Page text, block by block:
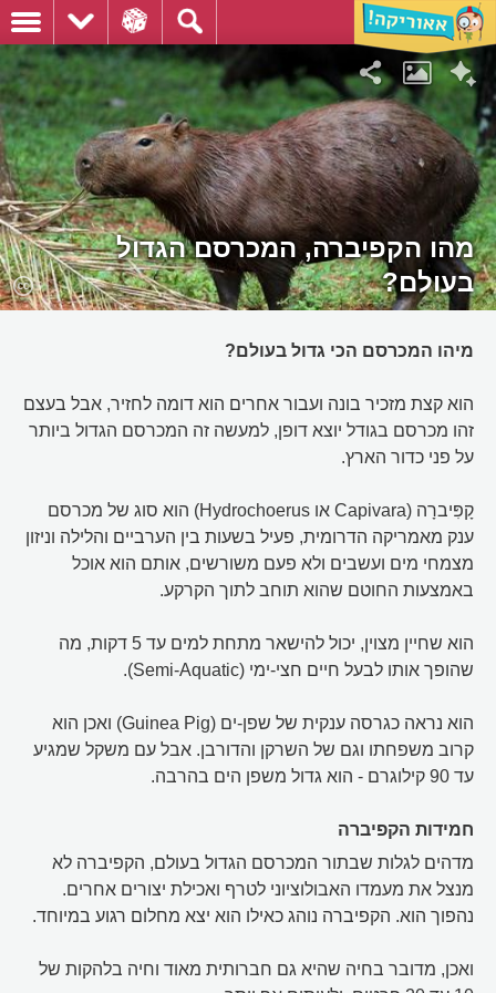
מהו הקפיברה, המכרסם הגדול
בעולם?
מיהו המכרסם הכי גדול בעולם?
הוא קצת מזכיר בונה ועבור אחרים הוא דומה לחזיר, אבל בעצם
זהו מכרסם בגודל יוצא דופן, למעשה זה המכרסם הגדול ביותר
על פני כדור הארץ.
קָפִּיברָה (Capivara או Hydrochoerus) הוא סוג של מכרסם
ענק מאמריקה הדרומית, פעיל בשעות בין הערביים והלילה וניזון
מצמחי מים ועשבים ולא פעם משורשים, אותם הוא אוכל
באמצעות החוטם שהוא תוחב לתוך הקרקע.
הוא שחיין מצוין, יכול להישאר מתחת למים עד 5 דקות, מה
שהופך אותו לבעל חיים חצי-ימי (Semi-Aquatic).
הוא נראה כגרסה ענקית של שפן-ים (Guinea Pig) ואכן הוא
קרוב משפחתו וגם של השרקן והדורבן. אבל עם משקל שמגיע
עד 90 קילוגרם - הוא גדול משפן הים בהרבה.
חמידות הקפיברה
מדהים לגלות שבתור המכרסם הגדול בעולם, הקפיברה לא
מנצל את מעמדו האבולוציוני לטרף ואכילת יצורים אחרים.
נהפוך הוא. הקפיברה נוהג כאילו הוא יצא מחלום רגוע במיוחד.
ואכן, מדובר בחיה שהיא גם חברותית מאוד וחיה בלהקות של